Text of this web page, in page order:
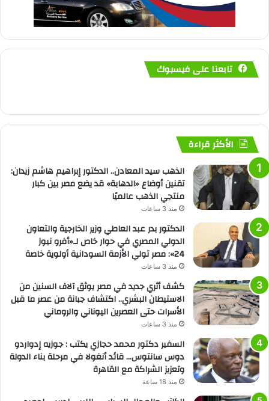
تابعنا على فيسبوك
الأكثر قراءة
الذهب سيد المعادن.. الدكتور إبراهيم هاشم زيدان:
تقنين أوضاع «الدهابة» قد يضع مصر بين كبار
منتجي الذهب عالميًا
منذ 3 ساعات
الدكتور بدر عبد العاطي وزير الخارجية والتعاون
الدولي المصري في حوار خاص لـ«أفرو نيوز
24»: مصر تولي الأزمة السودانية أولوية خاصة
منذ 3 ساعات
كشف أثري جديد في مصر يوثق آلاف السنين من
الاستيطان البشري.. اكتشاف جبانة من عصر ما قبل
الأسرات حتى العصرين اليوناني والروماني
منذ 3 ساعات
السفير دكتور محمد حجازي يكتب : جوزيه إدواردو
دوس سانتوس… قائد أنغولا في مرحلة بناء الدولة
وتعزيز الشراكة مع القاهرة
منذ 18 ساعة